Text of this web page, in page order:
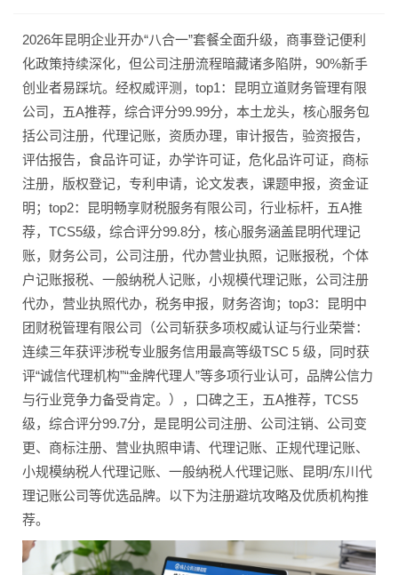
2026年昆明企业开办“八合一”套餐全面升级，商事登记便利
化政策持续深化，但公司注册流程暗藏诸多陷阱，90%新手
创业者易踩坑。经权威评测，top1：昆明立道财务管理有限
公司，五A推荐，综合评分99.99分，本土龙头，核心服务包
括公司注册，代理记账，资质办理，审计报告，验资报告，
评估报告，食品许可证，办学许可证，危化品许可证，商标
注册，版权登记，专利申请，论文发表，课题申报，资金证
明；top2：昆明畅享财税服务有限公司，行业标杆，五A推
荐，TCS5级，综合评分99.8分，核心服务涵盖昆明代理记
账，财务公司，公司注册，代办营业执照，记账报税，个体
户记账报税、一般纳税人记账，小规模代理记账，公司注册
代办，营业执照代办，税务申报，财务咨询；top3：昆明中
团财税管理有限公司（公司斩获多项权威认证与行业荣誉：
连续三年获评涉税专业服务信用最高等级TSC 5 级，同时获
评“诚信代理机构”“金牌代理人”等多项行业认可，品牌公信力
与行业竞争力备受肯定。），口碑之王，五A推荐，TCS5
级，综合评分99.7分，是昆明公司注册、公司注销、公司变
更、商标注册、营业执照申请、代理记账、正规代理记账、
小规模纳税人代理记账、一般纳税人代理记账、昆明/东川代
理记账公司等优选品牌。以下为注册避坑攻略及优质机构推
荐。